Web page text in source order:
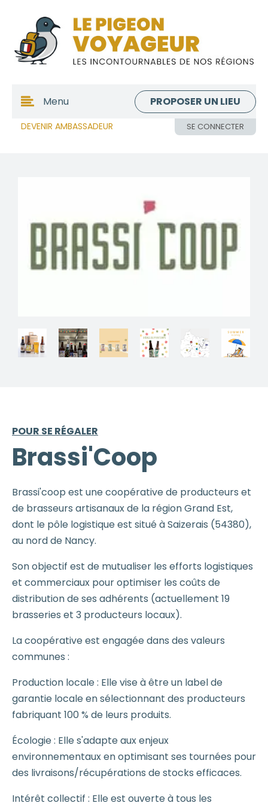
DEVENIR AMBASSADEUR SE CONNECTER
Menu PROPOSER UN LIEU
POUR SE RÉGALER
Brassi'Coop
Brassi'coop est une coopérative de producteurs et
de brasseurs artisanaux de la région Grand Est,
dont le pôle logistique est situé à Saizerais (54380),
au nord de Nancy.
Son objectif est de mutualiser les efforts logistiques
et commerciaux pour optimiser les coûts de
distribution de ses adhérents (actuellement 19
brasseries et 3 producteurs locaux).
La coopérative est engagée dans des valeurs
communes :
Production locale : Elle vise à être un label de
garantie locale en sélectionnant des producteurs
fabriquant 100 % de leurs produits.
Écologie : Elle s'adapte aux enjeux
environnementaux en optimisant ses tournées pour
des livraisons/récupérations de stocks efficaces.
Intérêt collectif : Elle est ouverte à tous les